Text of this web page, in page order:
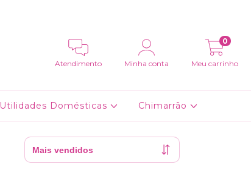
Atendimento Minha conta Meu carrinho
0
Utilidades Domésticas Chimarrão